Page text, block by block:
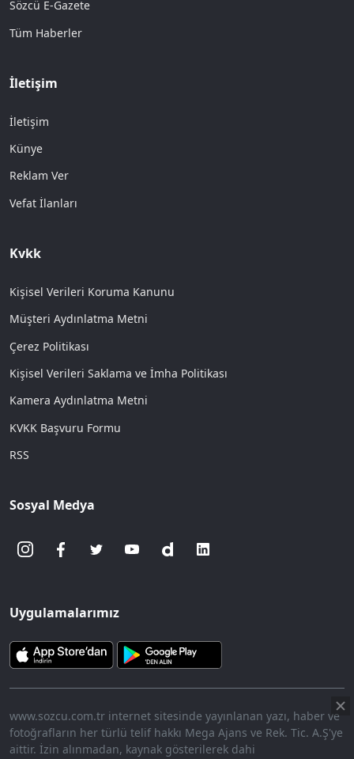
Sözcü E-Gazete
Tüm Haberler
İletişim
İletişim
Künye
Reklam Ver
Vefat İlanları
Kvkk
Kişisel Verileri Koruma Kanunu
Müşteri Aydınlatma Metni
Çerez Politikası
Kişisel Verileri Saklama ve İmha Politikası
Kamera Aydınlatma Metni
KVKK Başvuru Formu
RSS
Sosyal Medya
Uygulamalarımız
www.sozcu.com.tr internet sitesinde yayınlanan yazı, haber ve
fotoğrafların her türlü telif hakkı Mega Ajans ve Rek. Tic. A.Ş'ye
aittir. İzin alınmadan, kaynak gösterilerek dahi